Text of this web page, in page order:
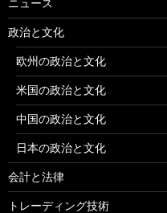
ニュース
政治と文化
欧州の政治と文化
米国の政治と文化
中国の政治と文化
日本の政治と文化
会計と法律
トレーディング技術